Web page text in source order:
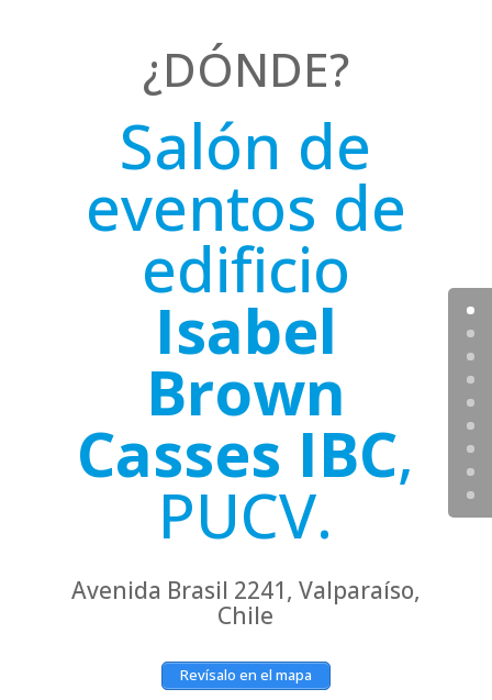
¿DÓNDE?
Salón de
eventos de
edificio
Isabel
Brown
Casses IBC,
PUCV.
Avenida Brasil 2241, Valparaíso,
Chile
Revísalo en el mapa